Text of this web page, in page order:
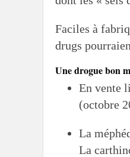
Faciles à
drugs
Une drogue bon
En vente
(octobre
La
La